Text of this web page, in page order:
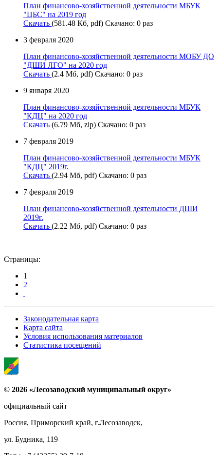
План финансово-хозяйственной деятельности МБУК
"ЦБС" на 2019 год
Скачать (581.48 Кб, pdf) Скачано: 0 раз
3 февраля 2020
План финансово-хозяйственной деятельности МОБУ ДО
"ДШИ ЛГО" на 2020 год
Скачать (2.4 Мб, pdf) Скачано: 0 раз
9 января 2020
План финансово-хозяйственной деятельности МБУК
"КДЦ" на 2020 год
Скачать (6.79 Мб, zip) Скачано: 0 раз
7 февраля 2019
План финансово-хозяйственной деятельности МБУК
"КДЦ" 2019г.
Скачать (2.94 Мб, pdf) Скачано: 0 раз
7 февраля 2019
План финансово-хозяйственной деятельности ДШИ
2019г.
Скачать (2.22 Мб, pdf) Скачано: 0 раз
Страницы:
1
2
Законодательная карта
Карта сайта
Условия использования материалов
Статистика посещений
© 2026 «Лесозаводский муниципальный округ»
официальный сайт
Россия, Приморский край, г.Лесозаводск,
ул. Будника, 119